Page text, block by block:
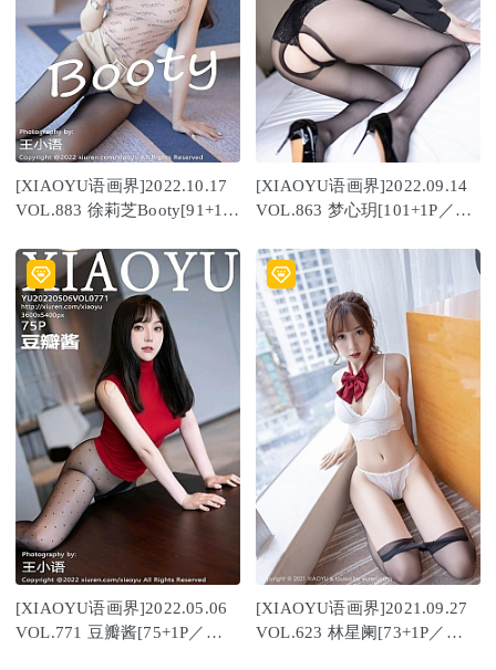
[XIAOYU语画界]2022.10.17
VOL.883 徐莉芝Booty[91+1P
[XIAOYU语画界]2022.09.14
VOL.863 梦心玥[101+1P／
[XIAOYU语画界]2022.05.06
VOL.771 豆瓣酱[75+1P／
[XIAOYU语画界]2021.09.27
VOL.623 林星阑[73+1P／